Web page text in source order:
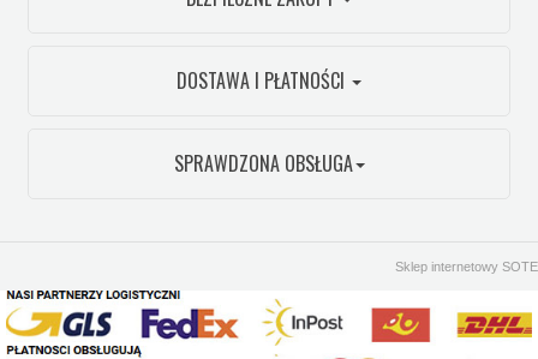
DOSTAWA I PŁATNOŚCI
SPRAWDZONA OBSŁUGA
Sklep internetowy SOTE